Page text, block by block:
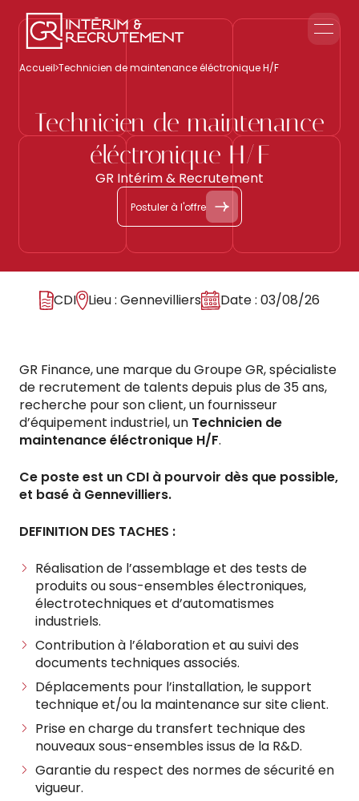
Le groupe GR
Intérim & Recrutement
Nous contacter
Accueil Technicien de maintenance éléctronique H/F
Technicien de maintenance
éléctronique H/F
GR Intérim & Recrutement
Postuler à l'offre
CDI Lieu : Gennevilliers Date : 03/08/26
GR Finance, une marque du Groupe GR, spécialiste
de recrutement de talents depuis plus de 35 ans,
recherche pour son client, un fournisseur
d’équipement industriel, un Technicien de
maintenance éléctronique H/F.
Ce poste est un CDI à pourvoir dès que possible,
et basé à Gennevilliers.
DEFINITION DES TACHES :
Réalisation de l’assemblage et des tests de
produits ou sous-ensembles électroniques,
électrotechniques et d’automatismes
industriels.
Contribution à l’élaboration et au suivi des
documents techniques associés.
Déplacements pour l’installation, le support
technique et/ou la maintenance sur site client.
Prise en charge du transfert technique des
nouveaux sous-ensembles issus de la R&D.
Garantie du respect des normes de sécurité en
vigueur.